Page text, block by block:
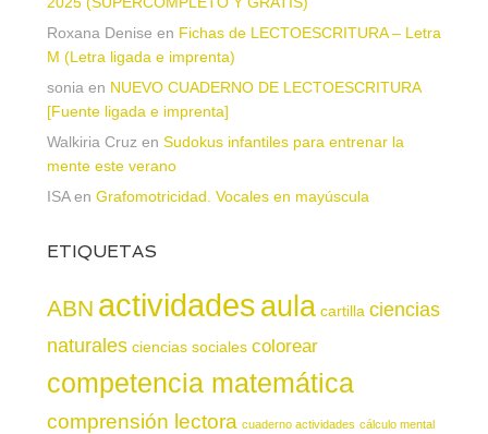
Roxana Denise en Fichas de LECTOESCRITURA – Letra
M (Letra ligada e imprenta)
sonia en NUEVO CUADERNO DE LECTOESCRITURA
[Fuente ligada e imprenta]
Walkiria Cruz en Sudokus infantiles para entrenar la
mente este verano
ISAen Grafomotricidad. Vocales en mayúscula
ETIQUETAS
ABN actividadesaula cartilla ciencias
naturales ciencias sociales colorear
competencia matemática
comprensión lectora cuaderno actividades cálculo mental